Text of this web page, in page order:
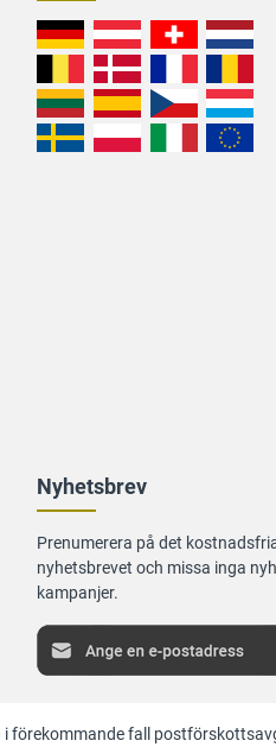
Nyhetsbrev
Prenumerera på det
nyhetsbrevet och missa inga
kampanjer.
i förekommande fall